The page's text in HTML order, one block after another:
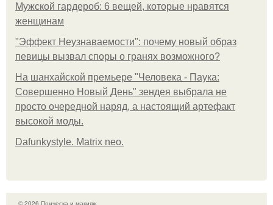
Мужской гардероб: 6 вещей, которые нравятся
женщинам
"Эффект Неузнаваемости": почему новый образ
певицы вызвал споры о гранях возможного?
На шанхайской премьере "Человека - Паука:
Совершенно Новый День" зендея выбрала не
просто очередной наряд, а настоящий артефакт
высокой моды.
Dafunkystyle. Matrix neo.
© 2026 Прическа и макияж